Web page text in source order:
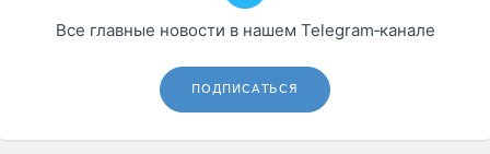
Все главные новости в нашем Telegram‑канале
ПОДПИСАТЬСЯ